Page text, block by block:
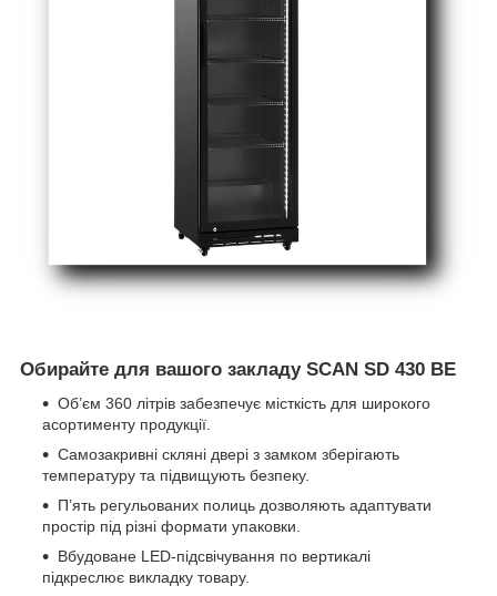
Обирайте для вашого закладу SCAN SD 430 BE
Об’єм 360 літрів забезпечує місткість для широкого
асортименту продукції.
Самозакривні скляні двері з замком зберігають
температуру та підвищують безпеку.
П’ять регульованих полиць дозволяють адаптувати
простір під різні формати упаковки.
Вбудоване LED-підсвічування по вертикалі
підкреслює викладку товару.